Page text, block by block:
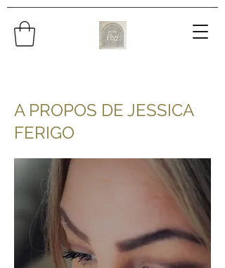
A PROPOS DE JESSICA
FERIGO